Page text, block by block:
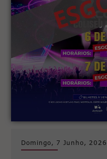
Domingo, 7 Junho, 2026